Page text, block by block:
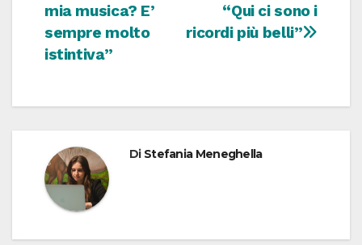
“Qui ci sono i
ricordi più belli”
mia musica? E’
sempre molto
istintiva”
Di Stefania Meneghella